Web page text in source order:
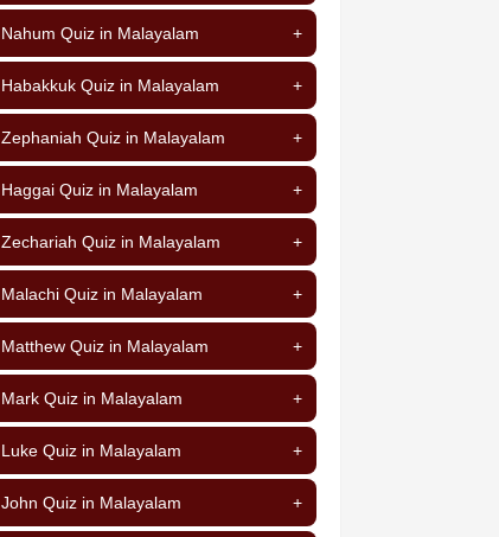
Nahum Quiz in Malayalam +
Habakkuk Quiz in Malayalam +
Zephaniah Quiz in Malayalam +
Haggai Quiz in Malayalam +
Zechariah Quiz in Malayalam +
Malachi Quiz in Malayalam +
Matthew Quiz in Malayalam +
Mark Quiz in Malayalam +
Luke Quiz in Malayalam +
John Quiz in Malayalam +